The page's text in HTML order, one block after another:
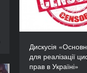
Дискусія
для реалізації
прав в Україні»